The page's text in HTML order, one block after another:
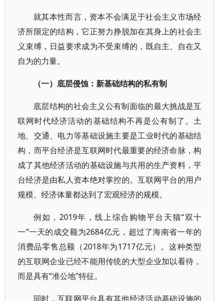
就其本性而言，资本不会满足于社会主义市场经
济所限定的结构，它正努力挣脱加在其身上的社会主
义束缚，日益要求成为不受束缚的，既自主、自在又
自为的力量。
（一）底层侵蚀：新基础结构的私有制
底层结构的社会主义公有制面临的最大挑战是互
联网时代经济活动的基础结构不再是公有制了。土
地、交通、电力等基础设施主要是工业时代的基础结
构，而平台经济是互联网时代最重要的经济命脉，构
成了其他经济活动的基础设施与共用的生产资料，平
台经济是由私人资本绝对掌控的。互联网平台的用户
规模、经济体量都达到了宏观经济的规模。
例如，2019年，线上综合购物平台天猫“双十
一”一天的成交额为2684亿元，超过了海南省一年的
消费品零售总额（2018年为1717亿元）。这种类型
的互联网企业已经不能用传统的大型企业加以看待，
而是具有“准公地”特征。
同时，互联网平台具有其他经济活动基础设施的